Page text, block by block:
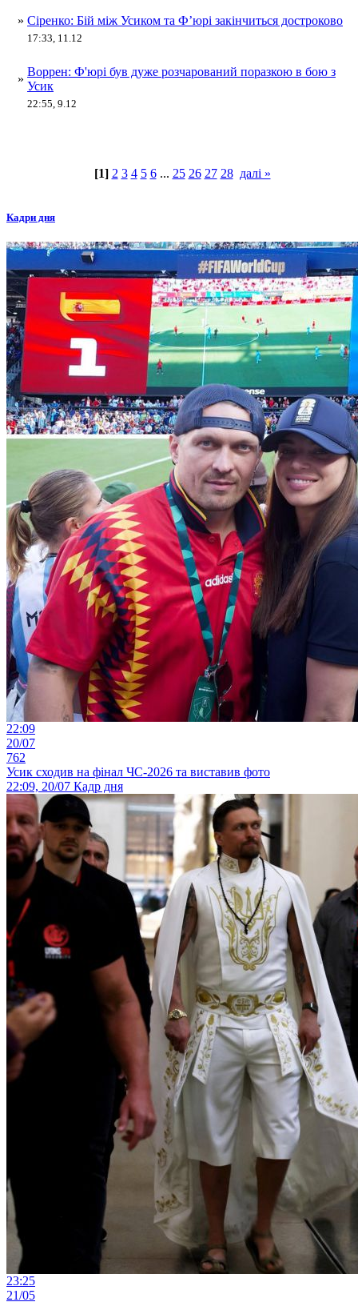
» Сіренко: Бій між Усиком та Ф’юрі закінчиться достроково
17:33, 11.12
»
Воррен: Ф'юрі був дуже розчарований поразкою в бою з
Усик
22:55, 9.12
[1] 2 3 4 5 6... 25 26 27 28 далі »
Кадри дня
22:09
20/07
762
Усик сходив на фінал ЧС-2026 та виставив фото
22:09, 20/07 Кадр дня
23:25
21/05